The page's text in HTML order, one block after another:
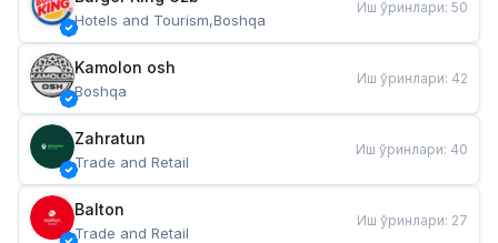
Hotels and Tourism,Boshqa
Иш ўринлари: 50
Kamolon osh
Boshqa
Иш ўринлари: 42
Zahratun
Trade and Retail
Иш ўринлари: 40
Balton
Trade and Retail
Иш ўринлари: 27